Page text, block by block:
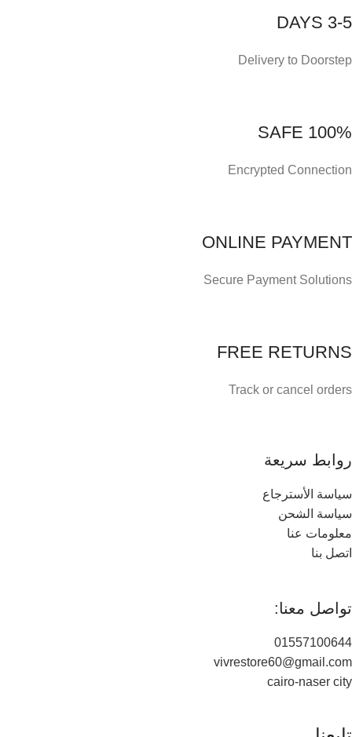
FREE RETURNS
Track or cancel orders
ONLINE PAYMENT
Secure Payment Solutions
100% SAFE
Encrypted Connection
3-5 DAYS
Delivery to Doorstep
روابط سريعة
سياسة الأسترجاع
سياسة الشحن
معلومات عنا
اتصل بنا
تواصل معنا:
01557100644
vivrestore60@gmail.com
cairo-naser city